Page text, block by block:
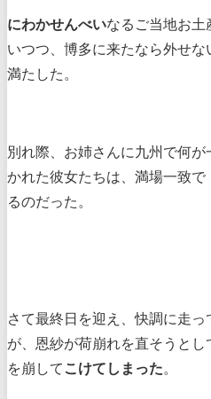
にわかせんべいなるご当地お土
いつつ、博多に来たなら外せ
満たした。
別れ際、お姉さんに九州で何
かれた彼女たちは、満場一致で
るのだった。
さて最終日を迎え、快調に走
が、恩紗が荷崩れを直そうと
を崩して こけてしまった。